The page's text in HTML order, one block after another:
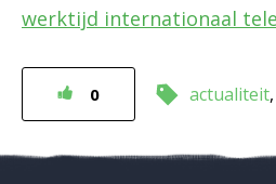
werktijd internationaal
0 actualiteit